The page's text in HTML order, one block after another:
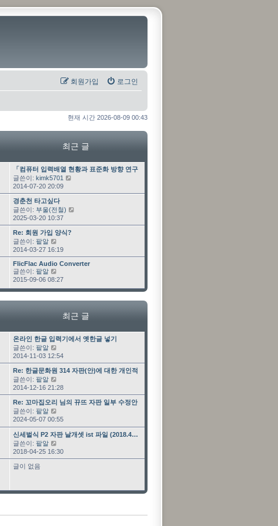
로그인
회원가입
현재 시간 2026-08-09 00:43
최근 글
최근 글
「컴퓨터 입력배열 현황과 표준화 방향 연구」 과제 수…
글쓴이: kimk5701
2014-07-20 20:09
최근 글
경춘천 타고싶다
글쓴이: 부울(전철)
2025-03-20 10:37
최근 글
Re: 회원 가입 양식?
글쓴이: 팥알
2014-03-27 16:19
최근 글
FlicFlac Audio Converter
글쓴이: 팥알
2015-09-06 08:27
최근 글
최근 글
온라인 한글 입력기에서 옛한글 넣기
글쓴이: 팥알
2014-11-03 12:54
최근 글
Re: 한글문화원 314 자판(안)에 대한 개인적인 …
글쓴이: 팥알
2014-12-16 21:28
최근 글
Re: 꼬마집오리 님의 뀨뜨 자판 일부 수정안
글쓴이: 팥알
2024-05-07 00:55
최근 글
신세벌식 P2 자판 날개셋 ist 파일 (2018.4…
글쓴이: 팥알
2018-04-25 16:30
글이 없음